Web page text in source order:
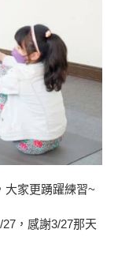
大家更踴躍練習~
，感謝3/27那天